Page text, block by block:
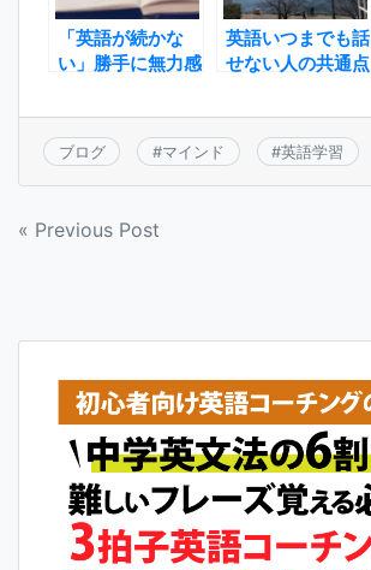
「英語が続かな
い」勝手に無力感
し！
英語いつまでも話
せない人の共通点
りない】
ブログ #マインド #英語学習
投
ナ
« Previous Post